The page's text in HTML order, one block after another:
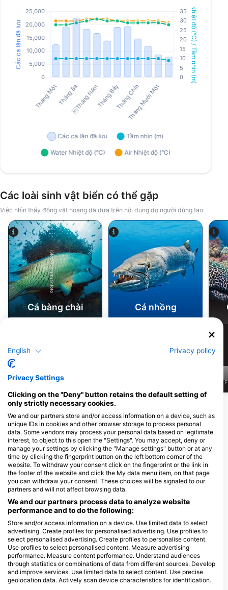
Các loài sinh vật biển có thể gặp
Việc nhìn thấy động vật hoang dã dựa trên nội dung do người dùng tạo
iStock/ultramarinfoto
Cá bàng chài
J F M A M J J A
iStock-Global_Pics
Cá nhồng
F
Xem thêm Động vật
Các trung tâm lặn phục vụ tại điểm lặn
này
PURA VIDA KOH TAO
9/24 Moo 2, 84360 Koh Tao, ThÁi
Koh Tao Scuba Club
8/21 Moo 2, 84360 Koh Tao, Surat
Phoenix Divers
Phoenix Divers, 1 Moo 1,
Sairee Beach,, 84360 Surat
Thani,, ThÁi Lan
Nitro Dive Center
8/9-10 Moo 2, 84360 Koh
Tao, ThÁi Lan
Taco Divers
27/11 Moo 1,
Tao, ThÁi Lan
25/3 moo.2, 84360
Tao, ThÁi Lan
English Privacy policy
Privacy Settings
Clicking on the "Deny" button retains the default setting of
only strictly necessary cookies.
We and our partners store and/or access information on a device, such as
unique IDs in cookies and other browser storage to process personal
data. Some vendors may process your personal data based on legitimate
interest, to object to this open the "Settings". You may accept, deny or
manage your settings by clicking the "Manage settings" button or at any
time by clicking the fingerprint button on the left bottom corner of the
website. To withdraw your consent click on the fingerprint or the link in
the footer of the website and click the My data menu item, on that page
you can withdraw your consent. These choices will be signaled to our
partners and will not affect browsing data.
We and our partners process data to analyze website
performance and to do the following:
Store and/or access information on a device. Use limited data to select
advertising. Create profiles for personalised advertising. Use profiles to
select personalised advertising. Create profiles to personalise content.
Use profiles to select personalised content. Measure advertising
performance. Measure content performance. Understand audiences
through statistics or combinations of data from different sources. Develop
and improve services. Use limited data to select content. Use precise
geolocation data. Actively scan device characteristics for identification.